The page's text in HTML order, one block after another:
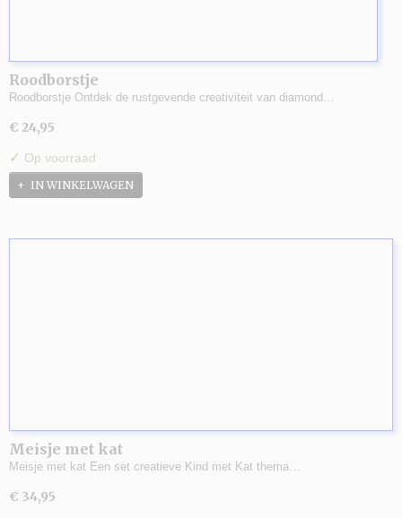
Roodborstje
Roodborstje Ontdek de rustgevende creativiteit van diamond…
€ 24,95
✓ Op voorraad
IN WINKELWAGEN
Meisje met kat
Meisje met kat Een set creatieve Kind met Kat thema…
€ 34,95